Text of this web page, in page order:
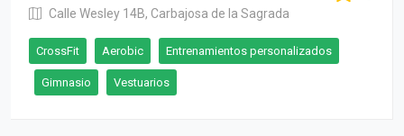
Calle Wesley 14B, Carbajosa de la Sagrada
CrossFit Aerobic Entrenamientos personalizados
Gimnasio Vestuarios